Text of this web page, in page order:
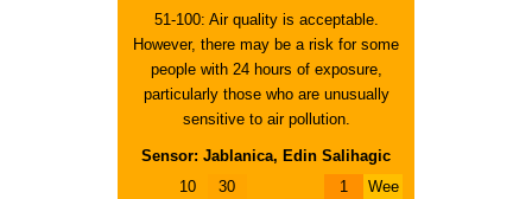
51-100: Air quality is acceptable.
However, there may be a risk for some
people with 24 hours of exposure,
particularly those who are unusually
sensitive to air pollution.
Sensor: Jablanica, Edin Salihagic
10
30
1
Wee